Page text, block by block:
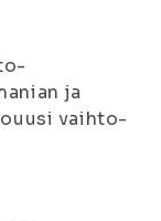
ja
vaihto-